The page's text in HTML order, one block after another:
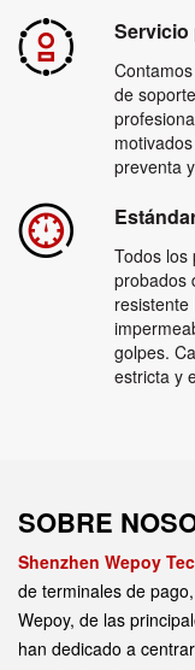
de
preventa
Todos los
probados
golpes.
estricta y
SOBRE
Shenzhen Wepoy
de terminales de
Wepoy, de las
han dedicado a